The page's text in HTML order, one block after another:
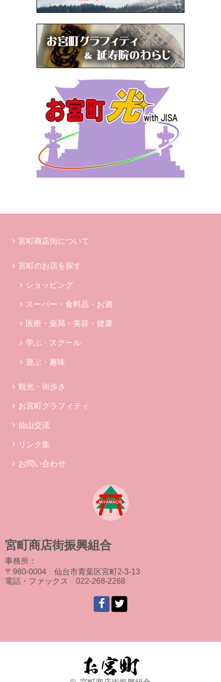
宮町商店街について
宮町のお店を探す
ショッピング
スーパー・食料品・お酒
医療・薬局・美容・健康
学ぶ・スクール
遊ぶ・趣味
観光・街歩き
お宮町グラフィティ
仙山交流
リンク集
お問い合わせ
宮町商店街振興組合
事務所：
〒980-0004 仙台市青葉区宮町2-3-13
電話・ファックス 022-268-2268